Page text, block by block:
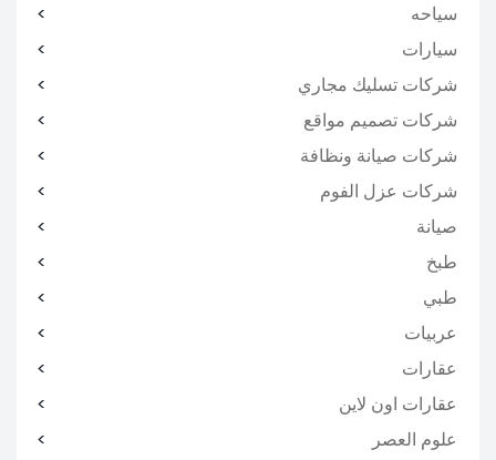
سياحه
سيارات
شركات تسليك مجاري
شركات تصميم مواقع
شركات صيانة ونظافة
شركات عزل الفوم
صيانة
طبخ
طبي
عربيات
عقارات
عقارات اون لاين
علوم العصر